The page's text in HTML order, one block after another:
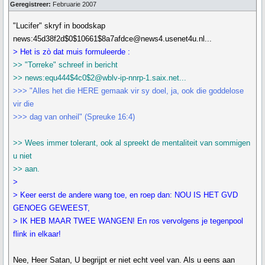
Geregistreer: Februarie 2007
"Lucifer" skryf in boodskap
news:45d38f2d$0$10661$8a7afdce@news4.usenet4u.nl...
> Het is zò dat muis formuleerde :
>> "Torreke" schreef in bericht
>> news:equ444$4c0$2@wblv-ip-nnrp-1.saix.net...
>>> "Alles het die HERE gemaak vir sy doel, ja, ook die goddelose
vir die
>>> dag van onheil" (Spreuke 16:4)
>> Wees immer tolerant, ook al spreekt de mentaliteit van sommigen
u niet
>> aan.
>
> Keer eerst de andere wang toe, en roep dan: NOU IS HET GVD
GENOEG GEWEEST,
> IK HEB MAAR TWEE WANGEN! En ros vervolgens je tegenpool
flink in elkaar!
Nee, Heer Satan, U begrijpt er niet echt veel van. Als u eens aan